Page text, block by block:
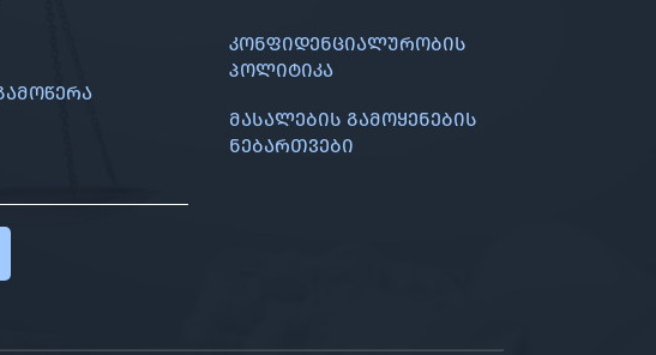
კონფიდენციალურობის
პოლიტიკა
მასალების გამოყენების
ნებართვები